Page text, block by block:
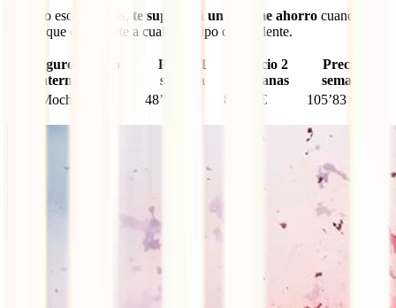
No solo eso. Además, te supondrá un enorme ahorro cuando
tengas que enfrentarte a cualquier tipo de incidente.
Seguro médico
internacional
Precio 1
semana
Precio 2
semanas
Precio 3
semanas
IATI Mochilero
48’52 € 83’18 € 105’83 €